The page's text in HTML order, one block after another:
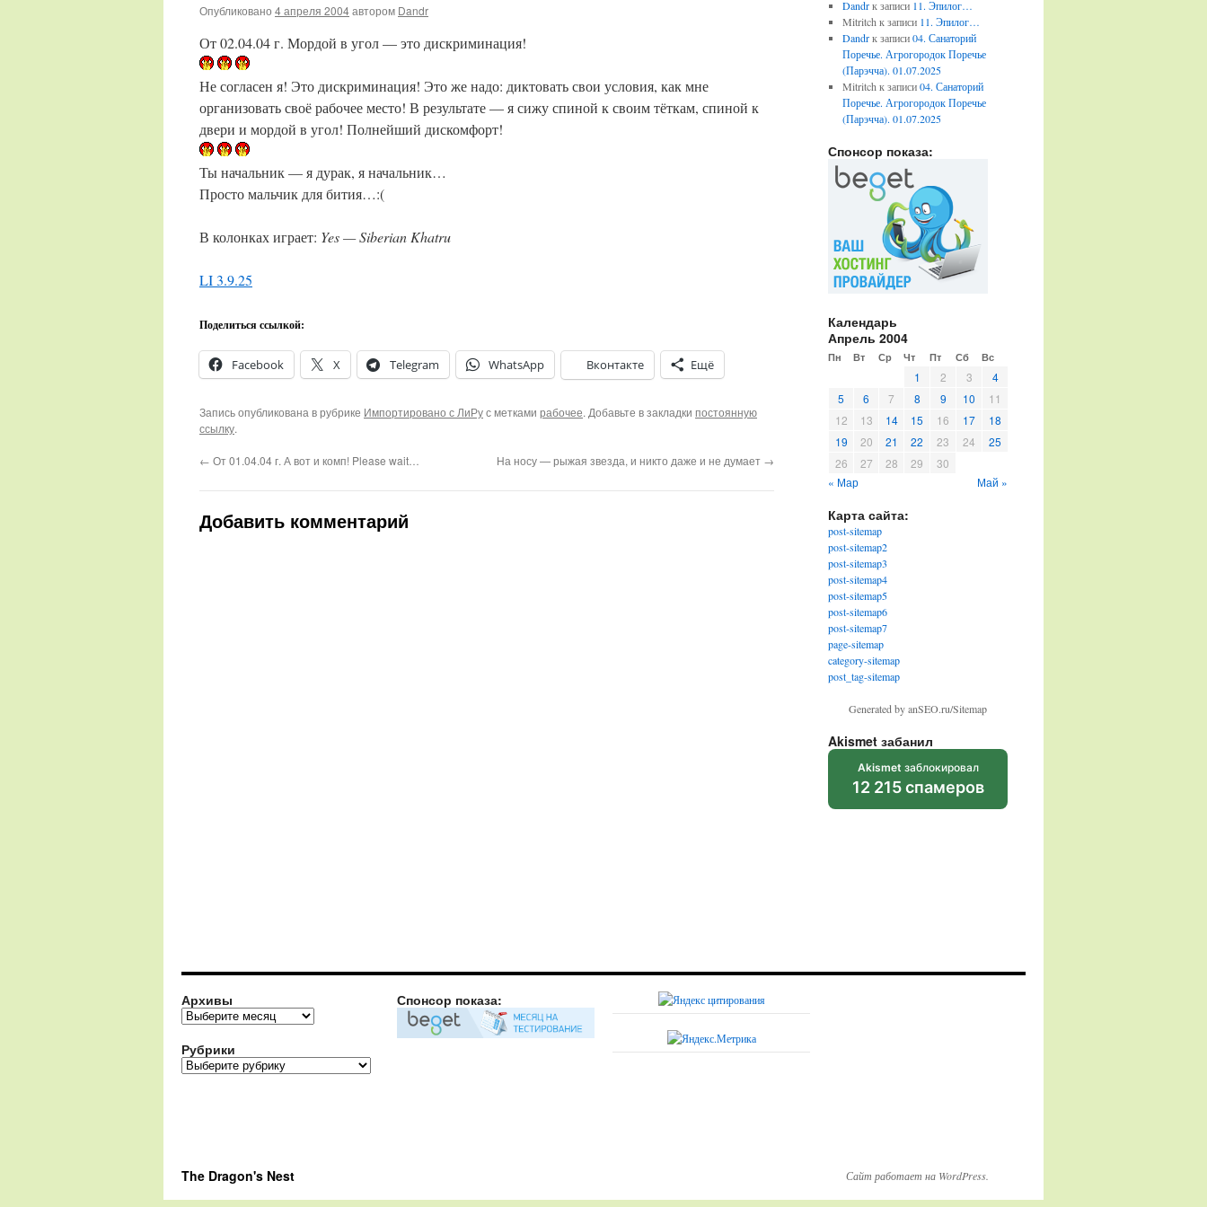
Опубликовано 4 апреля 2004автором Dandr
От 02.04.04 г. Мордой в угол — это дискриминация!
Не согласен я! Это дискриминация! Это же надо: диктовать свои условия, как мне
организовать своё рабочее место! В результате — я сижу спиной к своим тёткам, спиной к
двери и мордой в угол! Полнейший дискомфорт!
Ты начальник — я дурак, я начальник…
Просто мальчик для бития…:(
В колонках играет: Yes — Siberian Khatru
LI 3.9.25
Поделиться ссылкой:
Facebook X Telegram WhatsApp Вконтакте Ещё
Запись опубликована в рубрике Импортировано с ЛиРус метками рабочее. Добавьте в закладки постоянную
ссылку.
← От 01.04.04 г. А вот и комп! Please wait… На носу — рыжая звезда, и никто даже и не думает →
Добавить комментарий
Dandrк записи 11. Эпилог…
Mitritch к записи 11. Эпилог…
Dandrк записи04. Санаторий
Поречье. Агрогородок Поречье
(Парэчча). 01.07.2025
Mitritch к записи04. Санаторий
Поречье. Агрогородок Поречье
(Парэчча). 01.07.2025
Спонсор показа:
Календарь
Апрель 2004
Пн Вт Ср Чт Пт Сб Вс
1 2 3
4
5
6 7 8 9 10
11
12
13 14 15 16 17
18
19
20 21 22 23 24
25
26
27 28 29
30
« Мар
Май »
Карта сайта:
post-sitemap
post-sitemap2
post-sitemap3
post-sitemap4
post-sitemap5
post-sitemap6
post-sitemap7
page-sitemap
category-sitemap
post_tag-sitemap
Generated by anSEO.ru/Sitemap
Akismet забанил
Akismet заблокировал
12 215 спамеров
Архивы
Архивы
Рубрики
Рубрики
Спонсор показа:
The Dragon's Nest Сайт работает на WordPress.